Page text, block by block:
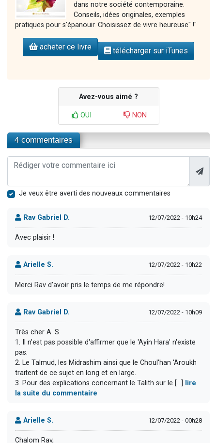
dans notre société contemporaine.
Conseils, idées originales, exemples
pratiques pour s'épanouir. Choisissez de vivre heureuse" !"
acheter ce livre télécharger sur iTunes
Avez-vous aimé ?
OUI NON
4 commentaires
Je veux être averti des nouveaux commentaires
Rav Gabriel D. 12/07/2022 - 10h24
Avec plaisir !
Arielle S. 12/07/2022 - 10h22
Merci Rav d'avoir pris le temps de me répondre!
Rav Gabriel D. 12/07/2022 - 10h09
Très cher A. S.
1. Il n'est pas possible d'affirmer que le 'Ayin Hara' n'existe
pas.
2. Le Talmud, les Midrashim ainsi que le Choul'han 'Aroukh
traitent de ce sujet en long et en large.
3. Pour des explications concernant le Talith sur le [...]
lire
la suite du commentaire
Arielle S. 12/07/2022 - 00h28
Chalom Rav,